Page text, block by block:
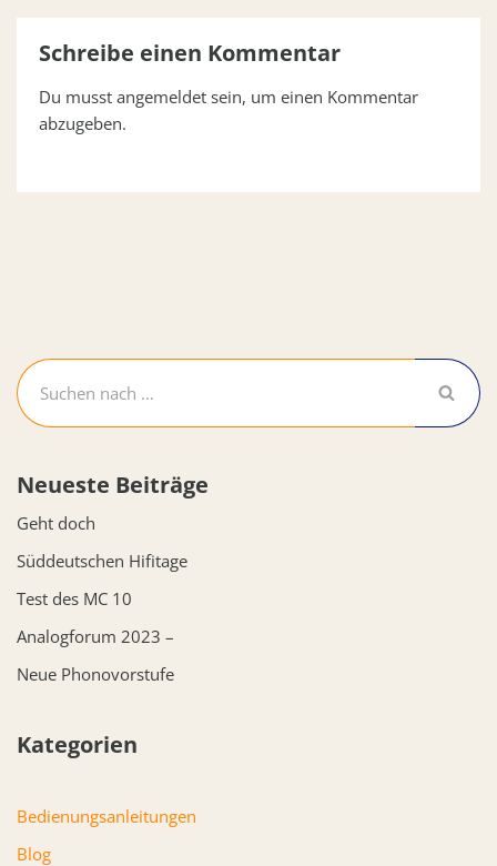
Schreibe einen Kommentar
Du musst angemeldet sein, um einen Kommentar
abzugeben.
Neueste Beiträge
Geht doch
Süddeutschen Hifitage
Test des MC 10
Analogforum 2023 –
Neue Phonovorstufe
Kategorien
Bedienungsanleitungen
Blog